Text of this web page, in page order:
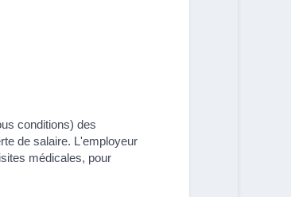
conditions) des
de salaire. L'employeur
médicales, pour